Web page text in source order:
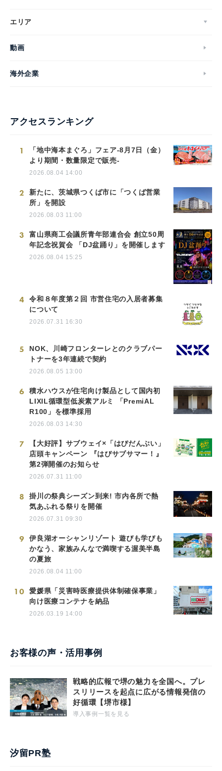
エリア
動画
海外企業
アクセスランキング
1
「地中海本まぐろ」フェア-8月7日（金）
より期間・数量限定で販売-
2026.08.04 14:00
2
新たに、茨城県つくば市に「つくば営業
所」を開設
2026.08.03 11:00
3
富山県商工会議所青年部連合会 創立50周
年記念祝賀会 「DJ盆踊り」を開催します
2026.08.04 15:25
4
令和８年度第２回 市営住宅の入居者募集
について
2026.07.31 16:30
5
NOK、川崎フロンターレとのクラブパー
トナーを3年連続で契約
2026.08.05 13:00
6
積水ハウスが住宅向け製品として国内初
LIXIL循環型低炭素アルミ 「PremiAL
R100」を標準採用
2026.08.03 14:30
7
【大好評】サブウェイ×「はぴだんぶい」
店頭キャンペーン 『はぴサブサマー！』
第2弾開催のお知らせ
2026.07.31 11:00
8
掛川の祭典シーズン到来! 市内各所で熱
気あふれる祭りを開催
2026.07.31 09:30
9
伊良湖オーシャンリゾート 遊びも学びも
かなう、家族みんなで満喫する渥美半島
の夏旅
2026.08.04 11:00
10
愛媛県「災害時医療提供体制確保事業」
向け医療コンテナを納品
2026.03.19 14:00
お客様の声・活用事例
戦略的広報で堺の魅力を全国へ。プレ
スリリースを起点に広がる情報発信の
好循環【堺市様】
導入事例一覧を見る
汐留PR塾